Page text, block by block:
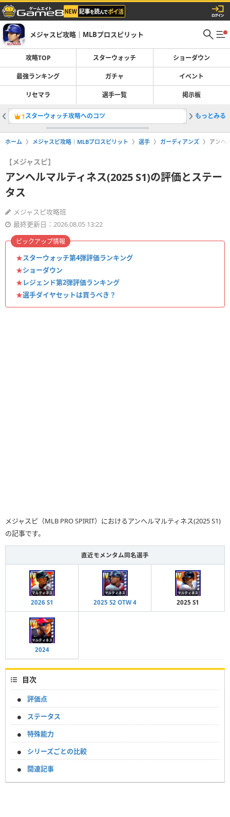
メジャスピ攻略｜MLBプロスピリット
攻略TOP スターウォッチ ショーダウン
最強ランキング ガチャ イベント
リセマラ 選手一覧 掲示板
1スターウォッチ攻略へのコツ 2ブライ
もっとみる
ホーム メジャスピ攻略｜MLBプロスピリット 選手 ガーディアンズ アンヘ
【メジャスピ】
アンヘルマルティネス(2025 S1)の評価とステー
タス
メジャスピ攻略班
最終更新日：2026.08.05 13:22
★スターウォッチ第4弾評価ランキング
★ショーダウン
★レジェンド第2弾評価ランキング
★選手ダイヤセットは買うべき？
ピックアップ情報
メジャスピ（MLB PRO SPIRIT）におけるアンヘルマルティネス(2025 S1)
の記事です。
直近モメンタム同名選手
2026 S1 2025 S2 OTW 4 2025 S1
2024
目次
評価点
ステータス
特殊能力
シリーズごとの比較
関連記事